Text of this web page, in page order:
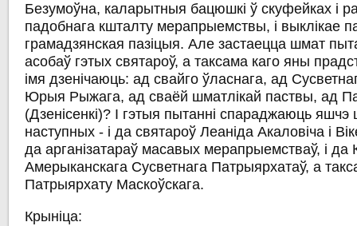
Безумоўна, каларытныя бацюшкі ў скуфейках і
падобнага кшталту мерапрыемствы, і выклікае
грамадзянская пазіцыя. Але застаецца шмат
асобаў гэтых святароў, а таксама каго яны
імя дзенічаюць: ад свайго ўласнага, ад
Юрыя Рыжага, ад сваёй шматлікай паствы, ад
(Дзенісенкі)? І гэтыя пытанні спараджаюць
наступных - і да святароў Леаніда Акаловіча і
да арганізатараў масавых мерапрыемстваў, і да
Амерыканскага Сусветнага Патрыярхатаў, а
Патрыярхату Маскоўскага.
Крыніца: